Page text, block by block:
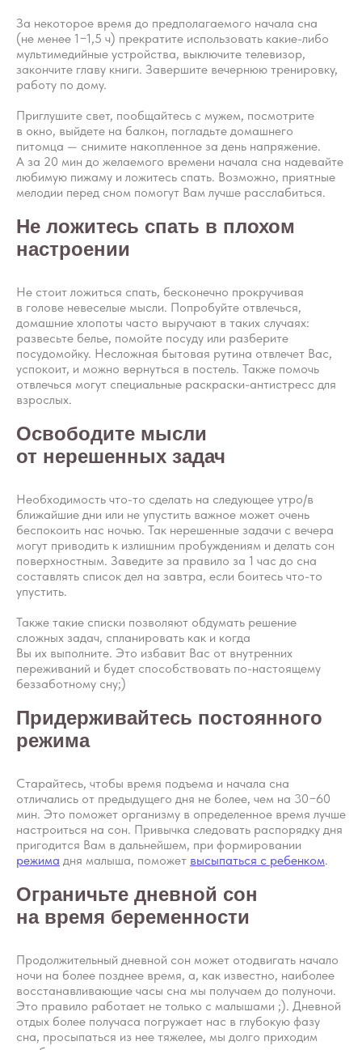
За некоторое время до предполагаемого начала сна
(не менее 1−1,5 ч) прекратите использовать какие-либо
мультимедийные устройства, выключите телевизор,
закончите главу книги. Завершите вечернюю тренировку,
работу по дому.
Приглушите свет, пообщайтесь с мужем, посмотрите
в окно, выйдете на балкон, погладьте домашнего
питомца — снимите накопленное за день напряжение.
А за 20 мин до желаемого времени начала сна надевайте
любимую пижаму и ложитесь спать. Возможно, приятные
мелодии перед сном помогут Вам лучше расслабиться.
Не ложитесь спать в плохом
настроении
Не стоит ложиться спать, бесконечно прокручивая
в голове невеселые мысли. Попробуйте отвлечься,
домашние хлопоты часто выручают в таких случаях:
развесьте белье, помойте посуду или разберите
посудомойку. Несложная бытовая рутина отвлечет Вас,
успокоит, и можно вернуться в постель. Также помочь
отвлечься могут специальные раскраски-антистресс для
взрослых.
Освободите мысли
от нерешенных задач
Необходимость что-то сделать на следующее утро/в
ближайшие дни или не упустить важное может очень
беспокоить нас ночью. Так нерешенные задачи с вечера
могут приводить к излишним пробуждениям и делать сон
поверхностным. Заведите за правило за 1 час до сна
составлять список дел на завтра, если боитесь что-то
упустить.
Также такие списки позволяют обдумать решение
сложных задач, спланировать как и когда
Вы их выполните. Это избавит Вас от внутренних
переживаний и будет способствовать по-настоящему
беззаботному сну;)
Придерживайтесь постоянного
режима
Старайтесь, чтобы время подъема и начала сна
отличались от предыдущего дня не более, чем на 30−60
мин. Это поможет организму в определенное время лучше
настроиться на сон. Привычка следовать распорядку дня
пригодится Вам в дальнейшем, при формировании
режима дня малыша, поможет высыпаться с ребенком.
Ограничьте дневной сон
на время беременности
Продолжительный дневной сон может отодвигать начало
ночи на более позднее время, а, как известно, наиболее
восстанавливающие часы сна мы получаем до полуночи.
Это правило работает не только с малышами ;). Дневной
отдых более получаса погружает нас в глубокую фазу
сна, просыпаться из нее тяжелее, мы долго приходим
Научитесь
корректировать режим
Пройти курс
Как сформировать подходящий
ребёнку по возрасту режим сна
и бодрствования. А также о
том, как установить простые и
понятные правила, которым
легко следовать перед каждым
Вход/Регистрация
Дети
Взрослые
Специалисты
Журнал о сне
Практикум
О проекте
Соглашение
Оферта
Вопросы
Отзывы
Контакты
Благодарности
ИП Снеговская
КОНТАКТЫ